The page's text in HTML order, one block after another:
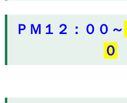
ＰＭ１２：００～
０